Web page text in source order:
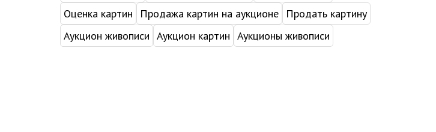
Оценка картин
Продажа картин на аукционе
Продать картину
Аукцион живописи Аукцион картин Аукционы живописи